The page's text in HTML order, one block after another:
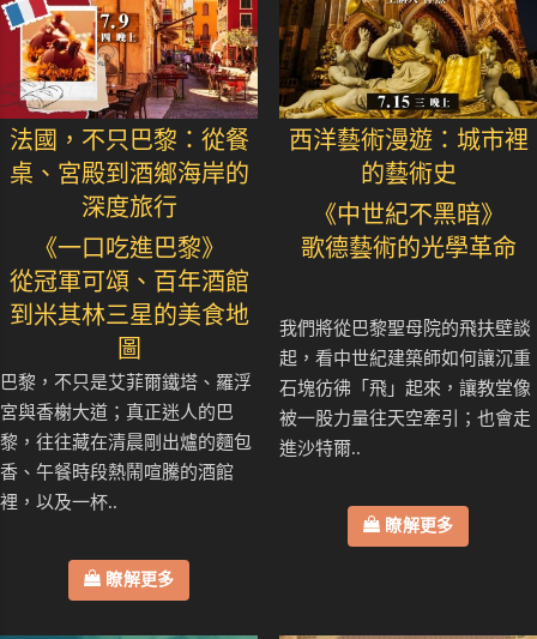
法國，不只巴黎：從餐
桌、宮殿到酒鄉海岸的
深度旅行
《一口吃進巴黎》
從冠軍可頌、百年酒館
到米其林三星的美食地
圖
巴黎，不只是艾菲爾鐵塔、羅浮
宮與香榭大道；真正迷人的巴
黎，往往藏在清晨剛出爐的麵包
香、午餐時段熱鬧喧騰的酒館
裡，以及一杯..
瞭解更多
西洋藝術漫遊：城市裡
的藝術史
《中世紀不黑暗》
歌德藝術的光學革命
我們將從巴黎聖母院的飛扶壁談
起，看中世紀建築師如何讓沉重
石塊彷彿「飛」起來，讓教堂像
被一股力量往天空牽引；也會走
進沙特爾..
瞭解更多